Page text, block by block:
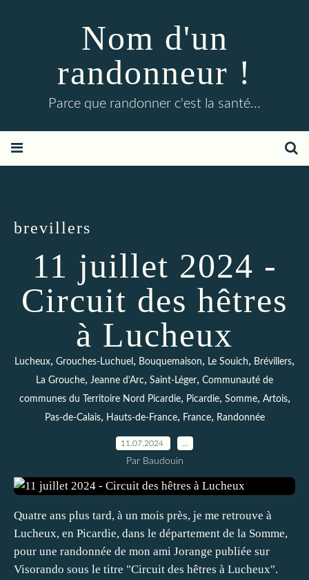
Nom d'un
randonneur !
Parce que randonner c'est la santé...
brevillers
11 juillet 2024 -
Circuit des hêtres
à Lucheux
Lucheux, Grouches-Luchuel , Bouquemaison, Le Souich, Brévillers,
La Grouche, Jeanne d'Arc, Saint-Léger, Communauté de
communes du Territoire Nord Picardie, Picardie, Somme, Artois,
Pas-de-Calais, Hauts-de-France, France, Randonnée
11.07.2024
Par Baudouin
Quatre ans plus tard, à un mois près, je me retrouve à
Lucheux, en Picardie, dans le département de la Somme,
pour une randonnée de mon ami Jorange publiée sur
Visorando sous le titre "Circuit des hêtres à Lucheux".